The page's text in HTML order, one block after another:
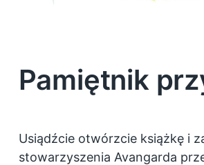
Pamiętnik
Usiądźcie otwórzcie książkę i
stowarzyszenia Avangarda